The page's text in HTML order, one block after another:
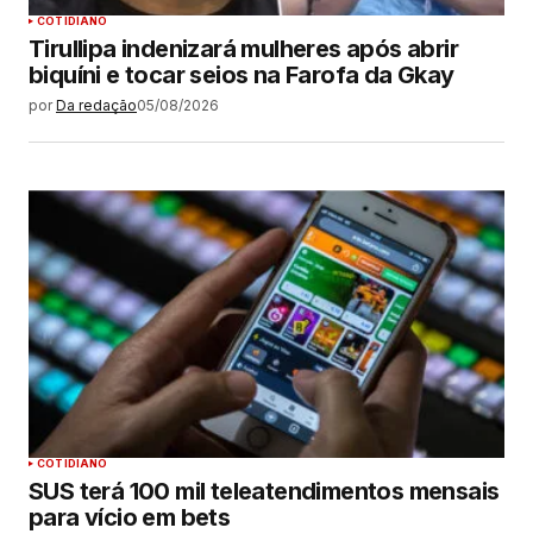
COTIDIANO
Tirullipa indenizará mulheres após abrir
biquíni e tocar seios na Farofa da Gkay
por Da redação05/08/2026
COTIDIANO
SUS terá 100 mil teleatendimentos mensais
para vício em bets